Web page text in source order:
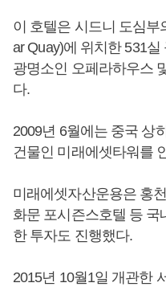
이 호텔은 시드니 도심부
ar Quay)에 위치한 531
광명소인 오페라하우스
다.
2009년 6월에는 중국 상
건물인 미래에셋타워를
미래에셋자산운용은 홍
화문 포시즌스호텔 등 국
한 투자도 진행했다.
2015년 10월1일 개관한